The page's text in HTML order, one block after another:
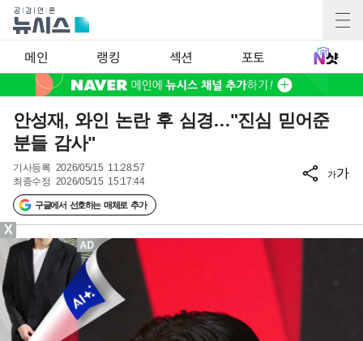
메인 랭킹 섹션 포토
안성재, 와인 논란 후 심경…"진심 믿어준
분들 감사"
기사등록 2026/05/15 11:28:57
최종수정 2026/05/15 15:17:44
구글에서 선호하는 매체로 추가
가가
X